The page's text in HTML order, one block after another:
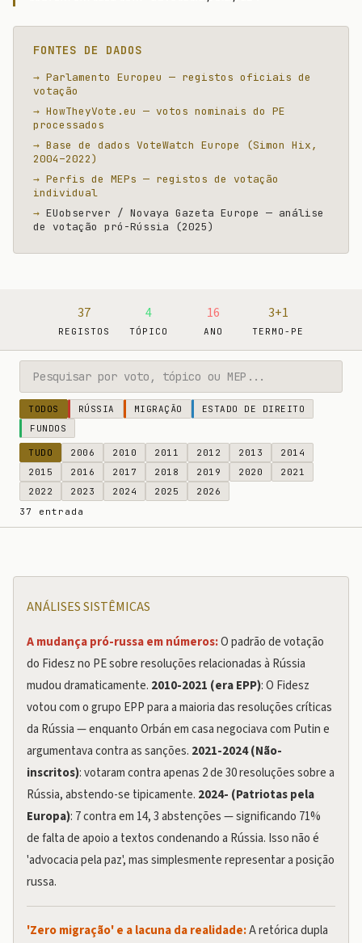
FONTES DE DADOS
Parlamento Europeu — registos oficiais de
votação
HowTheyVote.eu — votos nominais do PE
processados
Base de dados VoteWatch Europe (Simon Hix,
2004–2022)
Perfis de MEPs — registos de votação
individual
EUobserver / Novaya Gazeta Europe — análise
de votação pró-Rússia (2025)
37
REGISTOS
4
TÓPICO
16
ANO
3+1
TERMO-PE
TODOS RÚSSIA MIGRAÇÃO
ESTADO DE DIREITO
FUNDOS
TUDO 2006 2010 2011 2012 2013
2014
2015
2016 2017 2018 2019 2020
2021
2022
2023 2024 2025
2026
37 entrada
ANÁLISES SISTÊMICAS
A mudança pró-russa em números:O padrão de votação
do Fidesz no PE sobre resoluções relacionadas à Rússia
mudou dramaticamente. 2010-2021 (era EPP): O Fidesz
votou com o grupo EPP para a maioria das resoluções críticas
da Rússia — enquanto Orbán em casa negociava com Putin e
argumentava contra as sanções. 2021-2024 (Não-
inscritos): votaram contra apenas 2 de 30 resoluções sobre a
Rússia, abstendo-se tipicamente. 2024- (Patriotas pela
Europa): 7 contra em 14, 3 abstenções — significando 71%
de falta de apoio a textos condenando a Rússia. Isso não é
'advocacia pela paz', mas simplesmente representar a posição
russa.
'Zero migração' e a lacuna da realidade:A retórica dupla